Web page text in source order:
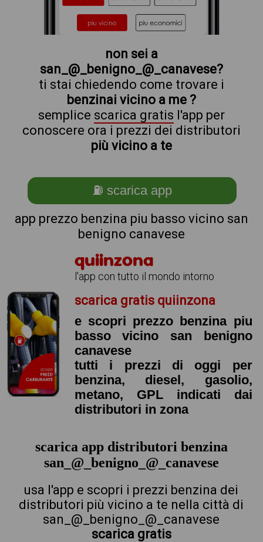
non sei a
san_@_benigno_@_canavese?
ti stai chiedendo come trovare i
benzinai vicino a me ?
semplice scarica gratis l'app per
conoscere ora i prezzi dei distributori
più vicino a te
⛽ scarica app
app prezzo benzina piu basso vicino san
benigno canavese
quiinzona
l'app con tutto il mondo intorno
scarica gratis quiinzona
e scopri prezzo benzina piu
basso vicino san benigno
canavese
tutti i prezzi di oggi per
benzina, diesel, gasolio,
metano, GPL indicati dai
distributori in zona
scarica app distributori benzina
san_@_benigno_@_canavese
usa l'app e scopri i prezzi benzina dei
distributori più vicino a te nella città di
san_@_benigno_@_canavese
scarica gratis